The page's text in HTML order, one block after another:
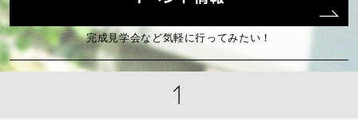
2024年10月 (2) 完成見学会など気軽に行ってみたい！